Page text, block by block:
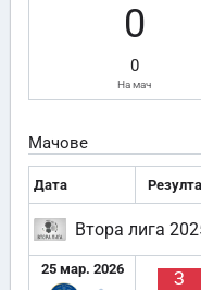
0
0
На мач
Мачове
Дата
Втора лига
25 мар. 2026 З